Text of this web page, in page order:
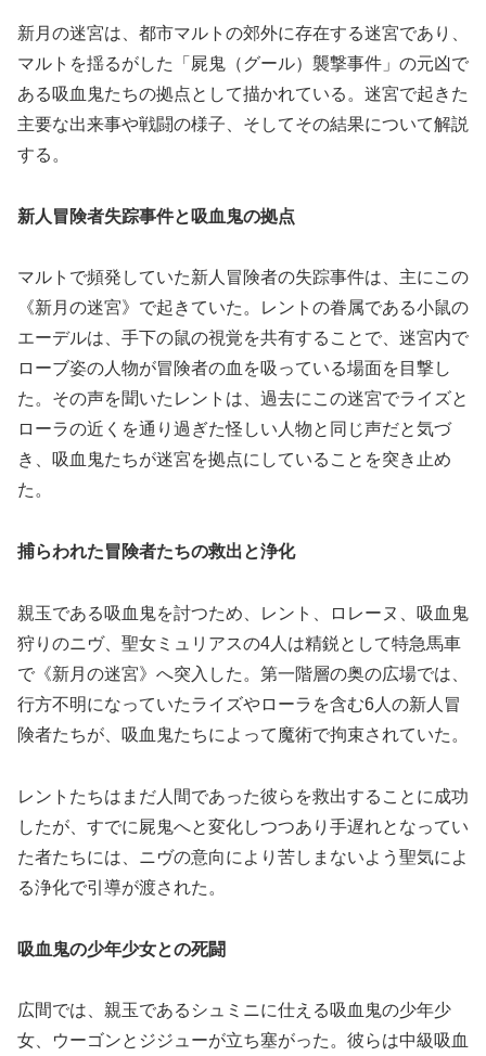
新月の迷宮は、都市マルトの郊外に存在する迷宮であり、
マルトを揺るがした「屍鬼（グール）襲撃事件」の元凶で
ある吸血鬼たちの拠点として描かれている。迷宮で起きた
主要な出来事や戦闘の様子、そしてその結果について解説
する。
新人冒険者失踪事件と吸血鬼の拠点
マルトで頻発していた新人冒険者の失踪事件は、主にこの
《新月の迷宮》で起きていた。レントの眷属である小鼠の
エーデルは、手下の鼠の視覚を共有することで、迷宮内で
ローブ姿の人物が冒険者の血を吸っている場面を目撃し
た。その声を聞いたレントは、過去にこの迷宮でライズと
ローラの近くを通り過ぎた怪しい人物と同じ声だと気づ
き、吸血鬼たちが迷宮を拠点にしていることを突き止め
た。
捕らわれた冒険者たちの救出と浄化
親玉である吸血鬼を討つため、レント、ロレーヌ、吸血鬼
狩りのニヴ、聖女ミュリアスの4人は精鋭として特急馬車
で《新月の迷宮》へ突入した。第一階層の奥の広場では、
行方不明になっていたライズやローラを含む6人の新人冒
険者たちが、吸血鬼たちによって魔術で拘束されていた。
レントたちはまだ人間であった彼らを救出することに成功
したが、すでに屍鬼へと変化しつつあり手遅れとなってい
た者たちには、ニヴの意向により苦しまないよう聖気によ
る浄化で引導が渡された。
吸血鬼の少年少女との死闘
広間では、親玉であるシュミニに仕える吸血鬼の少年少
女、ウーゴンとジジューが立ち塞がった。彼らは中級吸血